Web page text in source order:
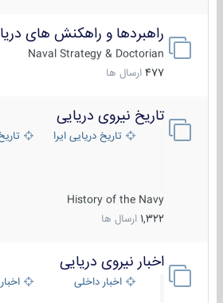
راهبردها و راهکنش های
Naval Strategy & Doctorian
477 ارسال ها
تاریخ نیروی دریایی
تاریخ دریایی ایران تاریخ
History of the Navy
1,322 ارسال ها
اخبار نیروی دریایی
اخبار داخلی اخبار